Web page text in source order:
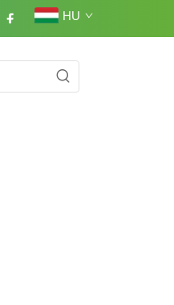
HU